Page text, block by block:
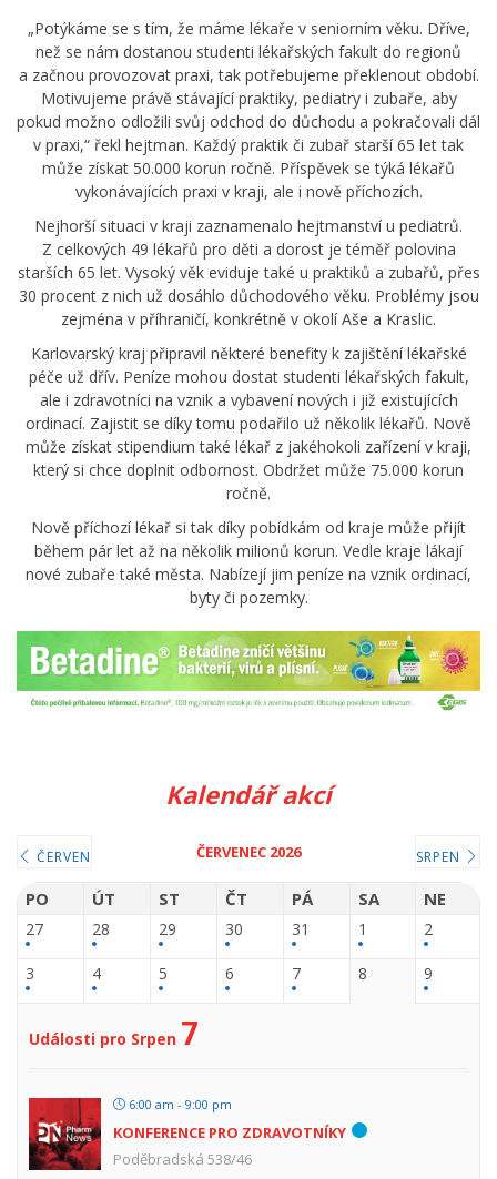
„Potýkáme se s tím, že máme lékaře v seniorním věku. Dříve,
než se nám dostanou studenti lékařských fakult do regionů
a začnou provozovat praxi, tak potřebujeme překlenout období.
Motivujeme právě stávající praktiky, pediatry i zubaře, aby
pokud možno odložili svůj odchod do důchodu a pokračovali dál
v praxi,“ řekl hejtman. Každý praktik či zubař starší 65 let tak
může získat 50.000 korun ročně. Příspěvek se týká lékařů
vykonávajících praxi v kraji, ale i nově příchozích.
Nejhorší situaci v kraji zaznamenalo hejtmanství u pediatrů.
Z celkových 49 lékařů pro děti a dorost je téměř polovina
starších 65 let. Vysoký věk eviduje také u praktiků a zubařů, přes
30 procent z nich už dosáhlo důchodového věku. Problémy jsou
zejména v příhraničí, konkrétně v okolí Aše a Kraslic.
Karlovarský kraj připravil některé benefity k zajištění lékařské
péče už dřív. Peníze mohou dostat studenti lékařských fakult,
ale i zdravotníci na vznik a vybavení nových i již existujících
ordinací. Zajistit se díky tomu podařilo už několik lékařů. Nově
může získat stipendium také lékař z jakéhokoli zařízení v kraji,
který si chce doplnit odbornost. Obdržet může 75.000 korun
ročně.
Nově příchozí lékař si tak díky pobídkám od kraje může přijít
během pár let až na několik milionů korun. Vedle kraje lákají
nové zubaře také města. Nabízejí jim peníze na vznik ordinací,
byty či pozemky.
Kalendář akcí
ČERVEN ČERVENEC 2026 SRPEN
PO ÚT ST ČT PÁ SA NE
27 28 29 30 31 1 2
3 4 5 6 7 8 9
Události pro Srpen 7
6:00 am - 9:00 pm
KONFERENCE PRO ZDRAVOTNÍKY
Poděbradská 538/46